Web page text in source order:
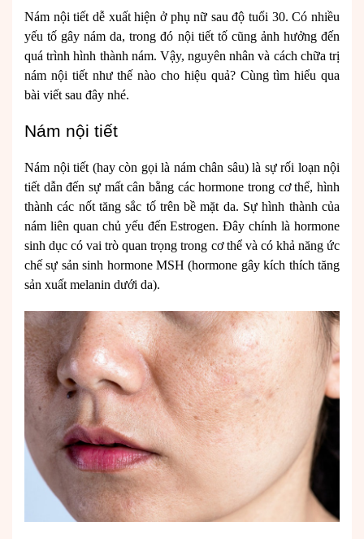
Nám nội tiết dễ xuất hiện ở phụ nữ sau độ tuổi 30. Có nhiều
yếu tố gây nám da, trong đó nội tiết tố cũng ảnh hưởng đến
quá trình hình thành nám. Vậy, nguyên nhân và cách chữa trị
nám nội tiết như thế nào cho hiệu quả? Cùng tìm hiểu qua
bài viết sau đây nhé.
Nám nội tiết
Nám nội tiết (hay còn gọi là nám chân sâu) là sự rối loạn nội
tiết dẫn đến sự mất cân bằng các hormone trong cơ thể, hình
thành các nốt tăng sắc tố trên bề mặt da. Sự hình thành của
nám liên quan chủ yếu đến Estrogen. Đây chính là hormone
sinh dục có vai trò quan trọng trong cơ thể và có khả năng ức
chế sự sản sinh hormone MSH (hormone gây kích thích tăng
sản xuất melanin dưới da).